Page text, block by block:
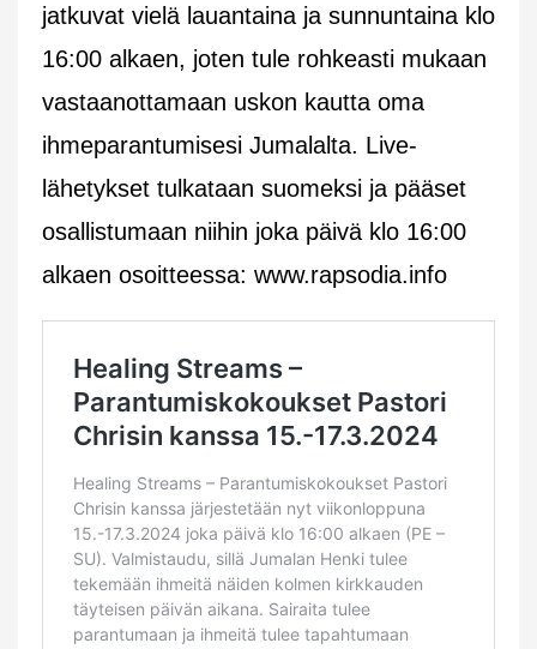
jatkuvat vielä lauantaina ja sunnuntaina klo
16:00 alkaen, joten tule rohkeasti mukaan
vastaanottamaan uskon kautta oma
ihmeparantumisesi Jumalalta. Live-
lähetykset tulkataan suomeksi ja pääset
osallistumaan niihin joka päivä klo 16:00
alkaen osoitteessa: www.rapsodia.info